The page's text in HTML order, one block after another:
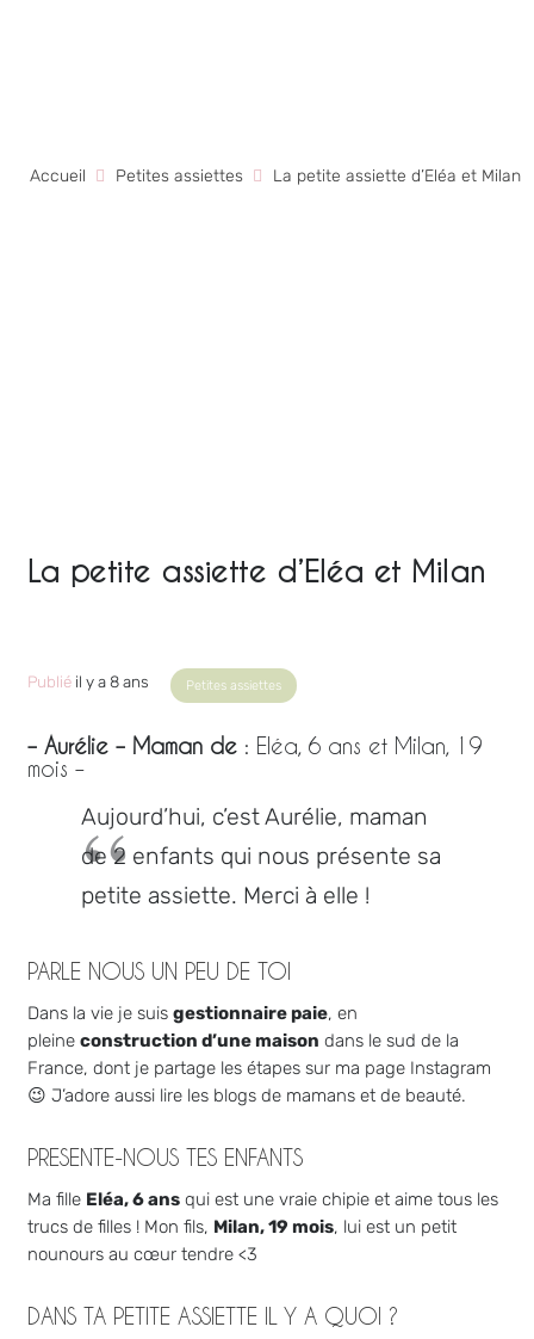
Accueil Petites assiettes La petite assiette d’Eléa et Milan
La petite assiette d’Eléa et Milan
Publié il y a 8 ans Petites assiettes
– Aurélie – Maman de : Eléa, 6 ans et Milan, 19
mois –
Aujourd’hui, c’est Aurélie, maman
de 2 enfants qui nous présente sa
petite assiette. Merci à elle !
PARLE NOUS UN PEU DE TOI
Dans la vie je suis gestionnaire paie, en
pleine construction d’une maison dans le sud de la
France, dont je partage les étapes sur ma page Instagram
😉 J’adore aussi lire les blogs de mamans et de beauté.
PRESENTE-NOUS TES ENFANTS
Ma fille Eléa, 6 ansqui est une vraie chipie et aime tous les
trucs de filles ! Mon fils, Milan, 19 mois, lui est un petit
nounours au cœur tendre <3
DANS TA PETITE ASSIETTE IL Y A QUOI ?